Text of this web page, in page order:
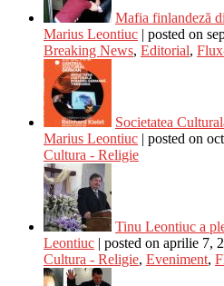
Mafia finlandeză
Marius Leontiuc | posted on
Breaking News, Editorial,
Societatea
Marius Leontiuc | posted on
Cultura - Religie
Tinu Leontiuc a
Leontiuc | posted on aprilie 7,
Cultura - Religie, Eveniment,